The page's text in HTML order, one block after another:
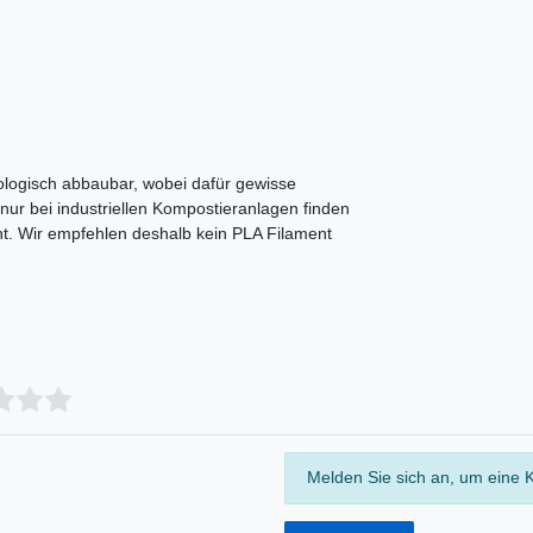
abbaubar, wobei dafür gewisse
bei industriellen Kompostieranlagen finden
Wir empfehlen deshalb kein PLA Filament
Melden Sie sich an, um eine